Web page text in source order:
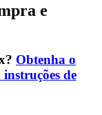
e
Obtenha o
de